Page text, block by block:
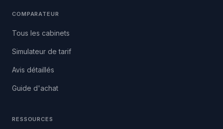
COMPARATEUR
Tous les cabinets
Simulateur de tarif
Avis détaillés
Guide d'achat
RESSOURCES